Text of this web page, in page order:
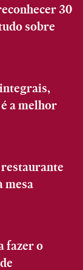
30
sobre
a melhor
mesa
fazer o